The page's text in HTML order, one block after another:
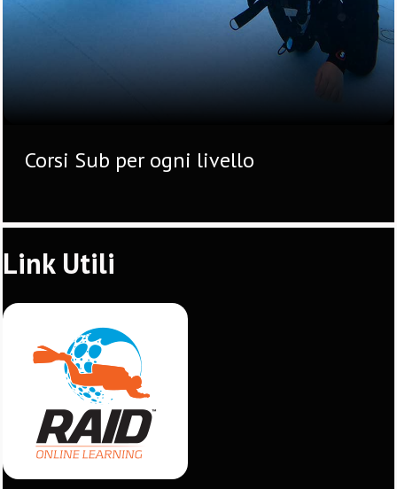
Corsi Sub per ogni livello
Link Utili